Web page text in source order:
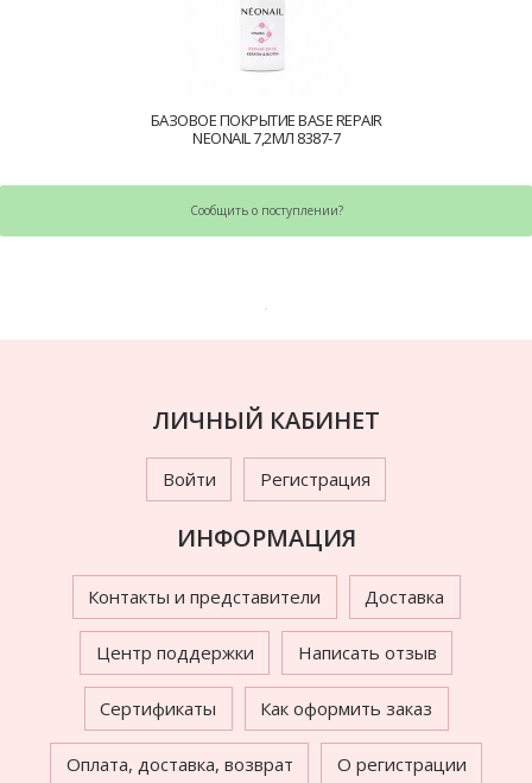
БАЗОВОЕ ПОКРЫТИЕ BASE REPAIR
NEONAIL 7,2МЛ 8387-7
Сообщить о поступлении?
ЛИЧНЫЙ КАБИНЕТ
Войти Регистрация
ИНФОРМАЦИЯ
Контакты и представители Доставка
Центр поддержки Написать отзыв
Сертификаты Как оформить заказ
Оплата, доставка, возврат О регистрации